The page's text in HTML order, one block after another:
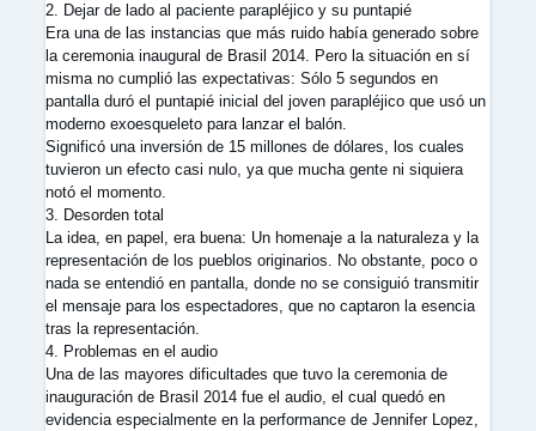
2. Dejar de lado al paciente parapléjico y su puntapié
Era una de las instancias que más ruido había generado sobre
la ceremonia inaugural de Brasil 2014. Pero la situación en sí
misma no cumplió las expectativas: Sólo 5 segundos en
pantalla duró el puntapié inicial del joven parapléjico que usó un
moderno exoesqueleto para lanzar el balón.
Significó una inversión de 15 millones de dólares, los cuales
tuvieron un efecto casi nulo, ya que mucha gente ni siquiera
notó el momento.
3. Desorden total
La idea, en papel, era buena: Un homenaje a la naturaleza y la
representación de los pueblos originarios. No obstante, poco o
nada se entendió en pantalla, donde no se consiguió transmitir
el mensaje para los espectadores, que no captaron la esencia
tras la representación.
4. Problemas en el audio
Una de las mayores dificultades que tuvo la ceremonia de
inauguración de Brasil 2014 fue el audio, el cual quedó en
evidencia especialmente en la performance de Jennifer Lopez,